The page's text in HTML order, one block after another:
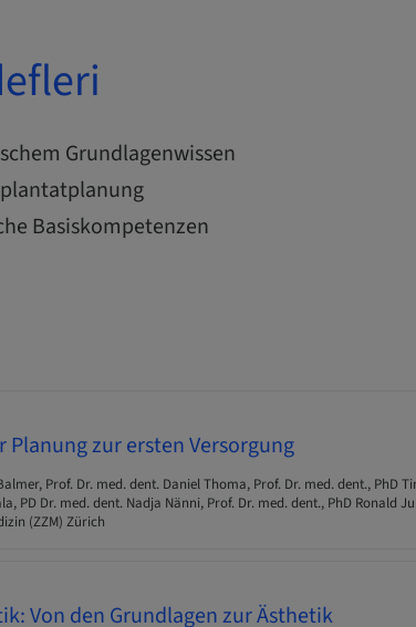
Grundlagenwissen
Basiskompetenzen
zur ersten Versorgung
Prof. Dr. med. dent. Daniel Thoma, Prof. Dr. med. dent., PhD
PD Dr. med. dent. Nadja Nänni, Prof. Dr. med. dent., PhD Ronald
(ZZM) Zürich
Von den Grundlagen zur Ästhetik